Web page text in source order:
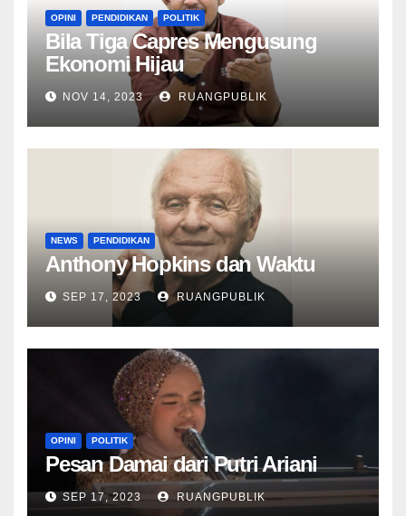
OPINI PENDIDIKAN POLITIK
Bila Tiga Capres Mengusung
Ekonomi Hijau
NOV 14, 2023 RUANGPUBLIK
NEWS PENDIDIKAN
Anthony Hopkins dan Waktu
SEP 17, 2023 RUANGPUBLIK
OPINI POLITIK
Pesan Damai dari Putri Ariani
SEP 17, 2023 RUANGPUBLIK